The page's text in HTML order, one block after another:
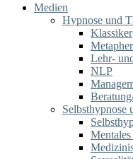
Medien
Hypnose und
Klassiker
Lehr-
NLP
Selbsthypnose